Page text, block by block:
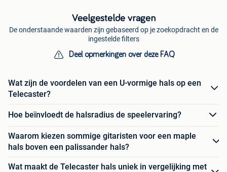
Veelgestelde vragen
De onderstaande waarden zijn gebaseerd op je zoekopdracht en de
ingestelde filters
Deel opmerkingen over deze FAQ
Wat zijn de voordelen van een U-vormige hals op een
Telecaster?
Hoe beïnvloedt de halsradius de speelervaring?
Waarom kiezen sommige gitaristen voor een maple
hals boven een palissander hals?
Wat maakt de Telecaster hals uniek in vergelijking met